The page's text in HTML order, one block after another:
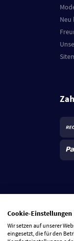
Neu
Cookie-Einstellungen
Wir setzen auf unserer
eingesetzt, die für den